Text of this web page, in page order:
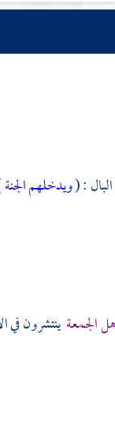
: (ويدخلهم الجنة
الجمعة ينتشرون